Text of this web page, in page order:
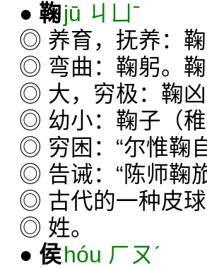
● 鞠jū ㄐㄩˉ
◎ 养育，抚养：
◎ 弯曲：鞠躬。鞠
◎ 大，穷极：鞠凶
◎ 幼小：鞠子（稚
◎ 穷困：“尔惟鞠自
◎ 告诫：“陈师鞠旅
◎ 古代的一种皮球
◎ 姓。
● 侯hóu ㄏㄡˊ